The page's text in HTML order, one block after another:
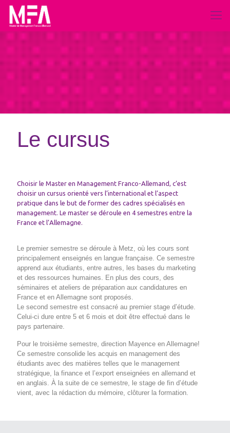
Le cursus
Choisir le Master en Management Franco-Allemand, c’est
choisir un cursus orienté vers l’international et l’aspect
pratique dans le but de former des cadres spécialisés en
management. Le master se déroule en 4 semestres entre la
France et l’Allemagne.
Le premier semestre se déroule à Metz, où les cours sont
principalement enseignés en langue française. Ce semestre
apprend aux étudiants, entre autres, les bases du marketing
et des ressources humaines. En plus des cours, des
séminaires et ateliers de préparation aux candidatures en
France et en Allemagne sont proposés.
Le second semestre est consacré au premier stage d’étude.
Celui-ci dure entre 5 et 6 mois et doit être effectué dans le
pays partenaire.
Pour le troisième semestre, direction Mayence en Allemagne!
Ce semestre consolide les acquis en management des
étudiants avec des matières telles que le management
stratégique, la finance et l’export enseignées en allemand et
en anglais. À la suite de ce semestre, le stage de fin d’étude
vient, avec la rédaction du mémoire, clôturer la formation.